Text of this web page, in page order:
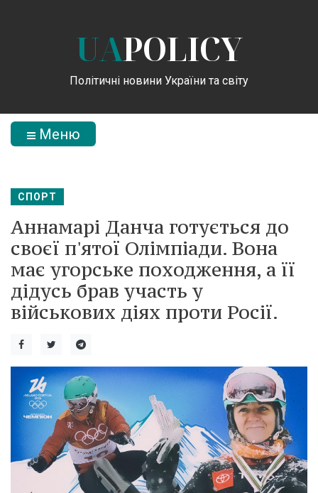
UAPOLICY
Політичні новини України та світу
Меню
СПОРТ
Аннамарі Данча готується до
своєї п'ятої Олімпіади. Вона
має угорське походження, а її
дідусь брав участь у
військових діях проти Росії.